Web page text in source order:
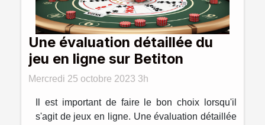
Une évaluation détaillée du
jeu en ligne sur Betiton
Mercredi 25 octobre 2023 3h
Il est important de faire le bon choix lorsqu'il
s'agit de jeux en ligne. Une évaluation détaillée